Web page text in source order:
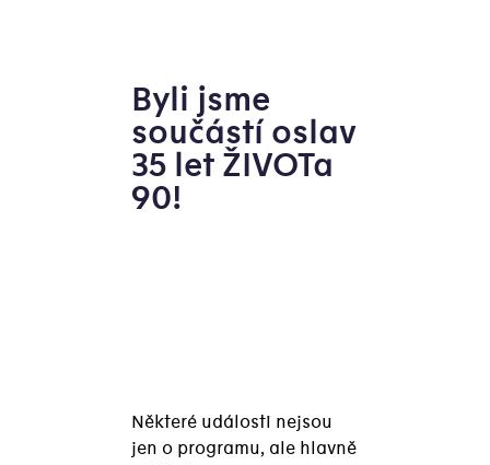
Byli jsme
součástí oslav
35 let ŽIVOTa
90!
Některé události nejsou
jen o programu, ale hlavně